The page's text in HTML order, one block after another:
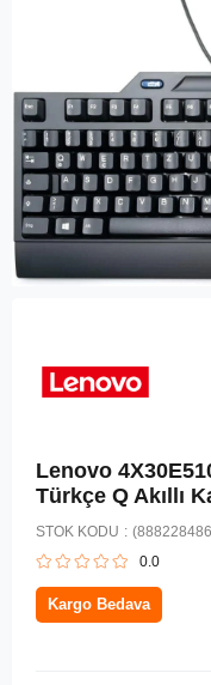
Lenovo
Türkçe Q Akıllı
STOK KODU
0.0
Kargo Bedava